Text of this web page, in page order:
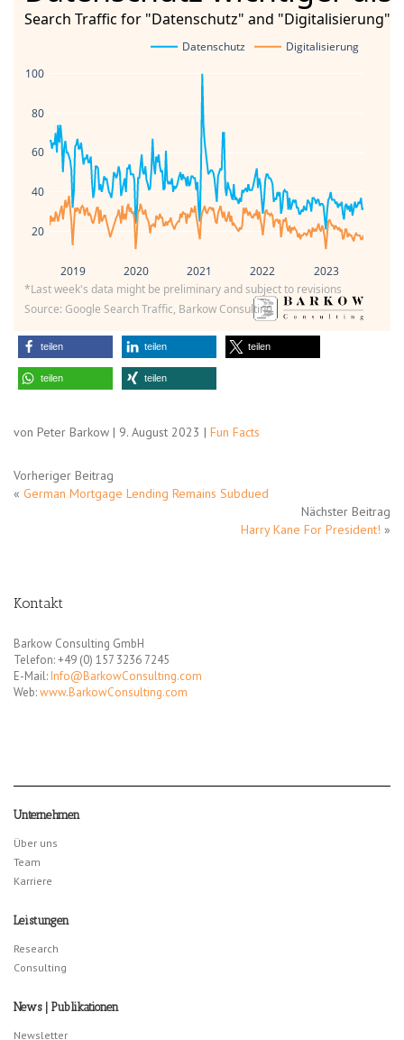
2019 2020 2021 2022 2023
20
40
60
80
100
Datenschutz Digitalisierung
Search Traffic for "Datenschutz" and "Digitalisierung",
Source: Google Search Traffic, Barkow Consulting
*Last week's data might be preliminary and subject to revisions
teilen teilen teilen
teilen teilen
von Peter Barkow | 9. August 2023 | Fun Facts
Vorheriger Beitrag
« German Mortgage Lending Remains Subdued
Nächster Beitrag
Harry Kane For President! »
Kontakt
Barkow Consulting GmbH
Telefon: +49 (0) 157 3236 7245
E-Mail: Info@BarkowConsulting.com
Web:www.BarkowConsulting.com
Unternehmen
Über uns
Team
Karriere
Leistungen
Research
Consulting
News | Publikationen
Newsletter